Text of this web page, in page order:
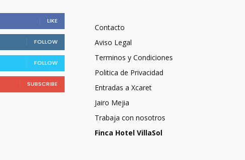
LIKE
FOLLOW
FOLLOW
SUBSCRIBE
Contacto
Aviso Legal
Terminos y Condiciones
Politica de Privacidad
Entradas a Xcaret
Jairo Mejia
Trabaja con nosotros
Finca Hotel VillaSol